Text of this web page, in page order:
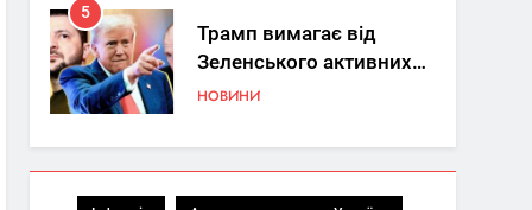
5
Трамп вимагає від
Зеленського активних
кроків у мирному
НОВИНИ
6
КМДА заявила про
параліч